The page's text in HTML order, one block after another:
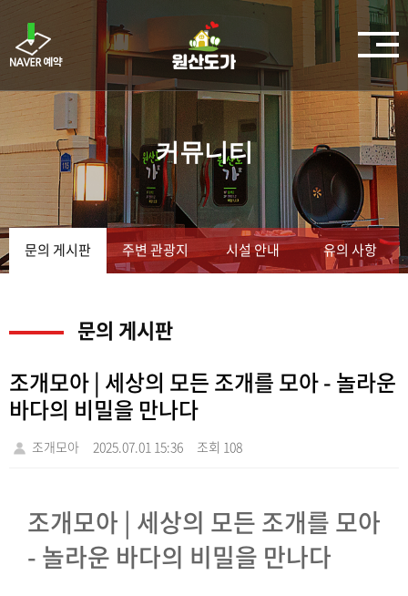
커뮤니티
문의 게시판 주변 관광지 시설 안내 유의 사항
문의 게시판
조개모아 | 세상의 모든 조개를 모아 - 놀라운
바다의 비밀을 만나다
조개모아 2025.07.01 15:36 조회 108
조개모아 | 세상의 모든 조개를 모아
- 놀라운 바다의 비밀을 만나다